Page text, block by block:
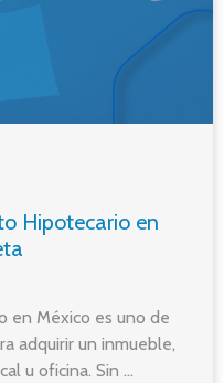
Hipotecario en
en México es uno de
adquirir un inmueble,
u oficina. Sin ...